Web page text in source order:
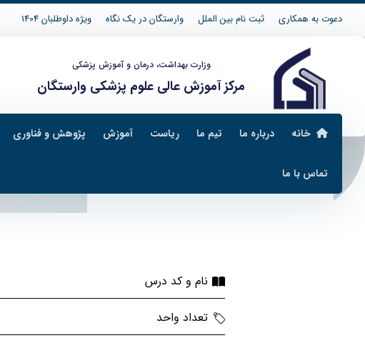
دعوت به همکاری ثبت نام بین الملل وارستگان در یک نگاه ویژه داوطلبان 1404
وزارت بهداشت، درمان و آموزش پزشکی
مرکز آموزش عالی علوم پزشکی وارستگان
خانه درباره ما تیم ما ریاست آموزش پژوهش و فناوری
تماس با ما
نام و کد درس
تعداد واحد